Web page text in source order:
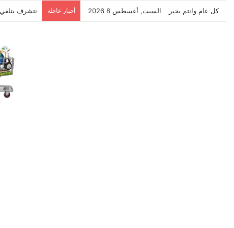
كل عام وانتم بخير السبت, أغسطس 8 2026 أخبار عاجلة نتشرف